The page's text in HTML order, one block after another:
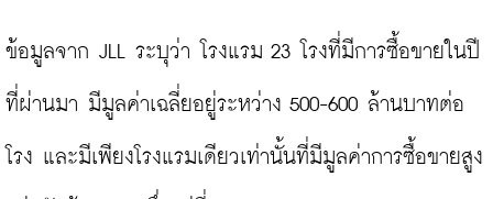
ข้อมูลจาก JLL ระบุว่า โรงแรม 23 โรงที่มีการซื้อขายในปี
ที่ผ่านมา มีมูลค่าเฉลี่ยอยู่ระหว่าง 500-600 ล้านบาทต่อ
โรง และมีเพียงโรงแรมเดียวเท่านั้นที่มีมูลค่าการซื้อขายสูง